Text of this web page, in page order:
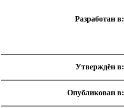
Разработан в:
Утверждён в:
Опубликован в: